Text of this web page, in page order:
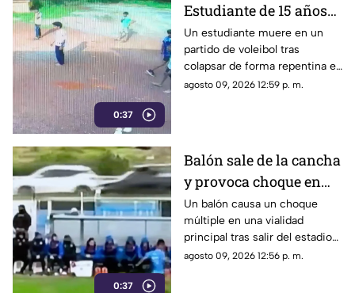
0:37
Estudiante de 15 años
muere en un partido de
voleibol | VIDEO
Un estudiante muere en un
partido de voleibol tras
colapsar de forma repentina en
la cancha. Conoce los detalles
agosto 09, 2026 12:59 p. m.
0:37
Balón sale de la cancha
y provoca choque en
pleno partido | VIDEO
Un balón causa un choque
múltiple en una vialidad
principal tras salir del estadio
durante un partido. El freno de
agosto 09, 2026 12:56 p. m.